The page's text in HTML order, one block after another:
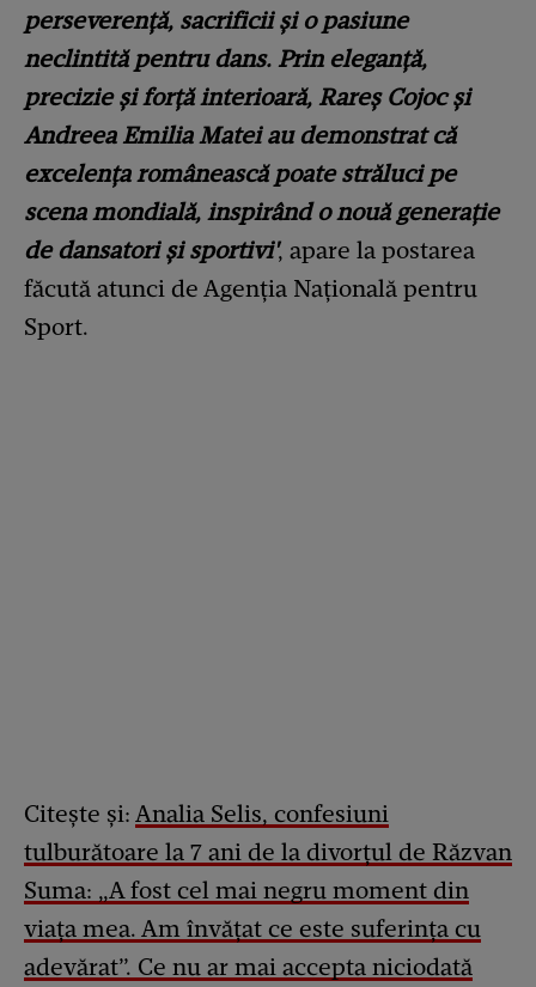
perseverență, sacrificii și o pasiune
neclintită pentru dans. Prin eleganță,
precizie și forță interioară, Rareș Cojoc și
Andreea Emilia Matei au demonstrat că
excelența românească poate străluci pe
scena mondială, inspirând o nouă generație
de dansatori și sportivi', apare la postarea
făcută atunci de Agenția Națională pentru
Sport.
Citește și: Analia Selis, confesiuni
tulburătoare la 7 ani de la divorțul de Răzvan
Suma: „A fost cel mai negru moment din
viața mea. Am învățat ce este suferința cu
adevărat”. Ce nu ar mai accepta niciodată